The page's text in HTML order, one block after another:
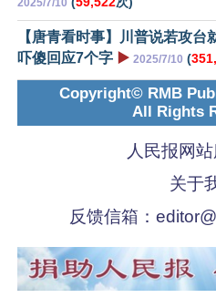
【唐青看时事】川普说若攻台
吓傻回应7个字 ▶️ 2025/7/10 (
Copyright© RMB
All Rights
人民报网
关于
反馈信箱：